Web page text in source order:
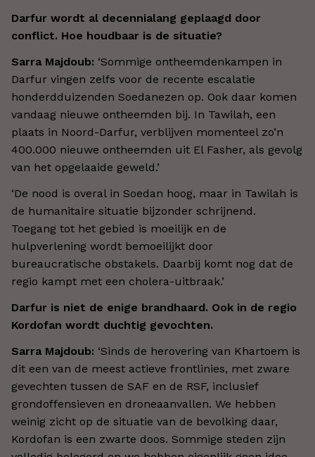
Darfur wordt al decennialang geplaagd door
conflict. Hoe houdbaar is de situatie?
Sarra Majdoub: ‘Sommige ontheemdenkampen in
Darfur vingen zelfs voor de recente escalatie
honderdduizenden Soedanezen op. Ook daar komen
vandaag nieuwe ontheemden bij. In Tawilah, een
plaats in Noord-Darfur, verblijven momenteel zo’n
400.000 nieuwe ontheemden uit El Fasher, als gevolg
van het opgelaaide geweld.’
‘De nood is overal in Soedan hoog, maar in Tawilah is
de humanitaire situatie bijzonder schrijnend.
Toegang tot het gebied is moeilijk en de
hulpverlening wordt bemoeilijkt door
bureaucratische obstakels. Daarbij komt nog dat de
regio kampt met een cholera-uitbraak.’
Darfur is niet de enige brandhaard. Ook in de regio
Kordofan wordt duchtig gevochten.
Sarra Majdoub: ‘Sinds de herovering van Khartoem is
dit een van de meest actieve frontlinies, met zware
gevechten tussen de SAF en de RSF, inclusief
grondoffensieven en droneaanvallen. We hebben
weinig zicht op de situatie van de bevolking daar,
Kordofan is een zwarte doos. Sommige steden zijn